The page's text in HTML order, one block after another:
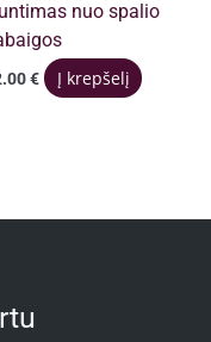
nuo spalio
€ Į krepšelį